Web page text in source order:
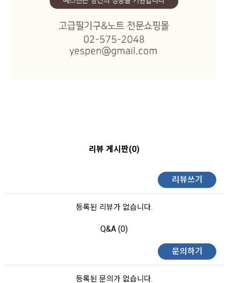
리뷰 게시판(0)
리뷰쓰기
등록된 리뷰가 없습니다.
Q&A (0)
문의하기
등록된 문의가 없습니다.